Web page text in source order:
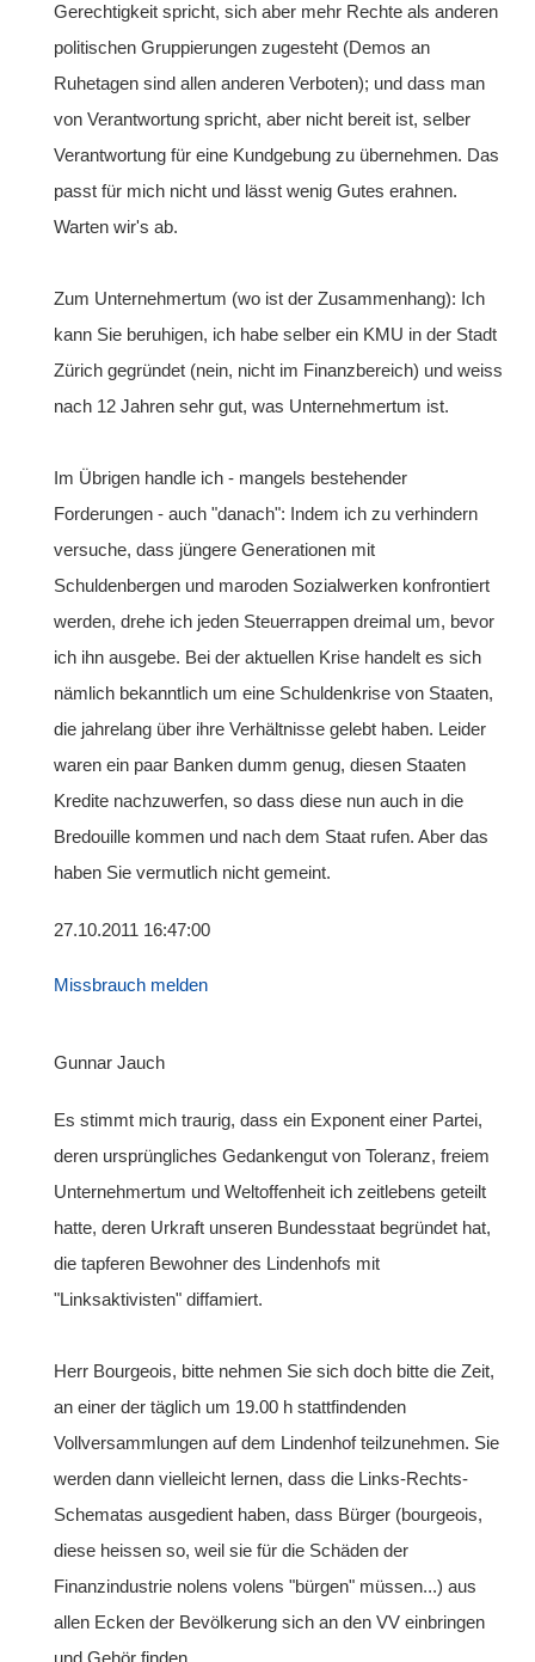
Gerechtigkeit spricht, sich aber mehr Rechte als anderen
politischen Gruppierungen zugesteht (Demos an
Ruhetagen sind allen anderen Verboten); und dass man
von Verantwortung spricht, aber nicht bereit ist, selber
Verantwortung für eine Kundgebung zu übernehmen. Das
passt für mich nicht und lässt wenig Gutes erahnen.
Warten wir's ab.
Zum Unternehmertum (wo ist der Zusammenhang): Ich
kann Sie beruhigen, ich habe selber ein KMU in der Stadt
Zürich gegründet (nein, nicht im Finanzbereich) und weiss
nach 12 Jahren sehr gut, was Unternehmertum ist.
Im Übrigen handle ich - mangels bestehender
Forderungen - auch "danach": Indem ich zu verhindern
versuche, dass jüngere Generationen mit
Schuldenbergen und maroden Sozialwerken konfrontiert
werden, drehe ich jeden Steuerrappen dreimal um, bevor
ich ihn ausgebe. Bei der aktuellen Krise handelt es sich
nämlich bekanntlich um eine Schuldenkrise von Staaten,
die jahrelang über ihre Verhältnisse gelebt haben. Leider
waren ein paar Banken dumm genug, diesen Staaten
Kredite nachzuwerfen, so dass diese nun auch in die
Bredouille kommen und nach dem Staat rufen. Aber das
haben Sie vermutlich nicht gemeint.
27.10.2011 16:47:00
Missbrauch melden
Gunnar Jauch
Es stimmt mich traurig, dass ein Exponent einer Partei,
deren ursprüngliches Gedankengut von Toleranz, freiem
Unternehmertum und Weltoffenheit ich zeitlebens geteilt
hatte, deren Urkraft unseren Bundesstaat begründet hat,
die tapferen Bewohner des Lindenhofs mit
"Linksaktivisten" diffamiert.
Herr Bourgeois, bitte nehmen Sie sich doch bitte die Zeit,
an einer der täglich um 19.00 h stattfindenden
Vollversammlungen auf dem Lindenhof teilzunehmen. Sie
werden dann vielleicht lernen, dass die Links-Rechts-
Schematas ausgedient haben, dass Bürger (bourgeois,
diese heissen so, weil sie für die Schäden der
Finanzindustrie nolens volens "bürgen" müssen...) aus
allen Ecken der Bevölkerung sich an den VV einbringen
und Gehör finden.